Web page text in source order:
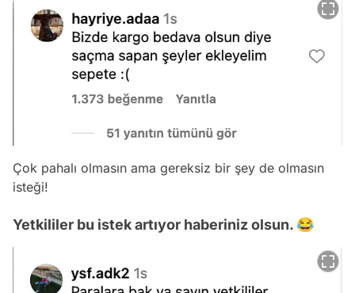
Çok pahalı olmasın ama gereksiz bir şey de olmasın
isteği!
Yetkililer bu istek artıyor haberiniz olsun. 😂